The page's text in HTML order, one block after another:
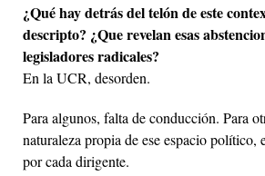
¿Qué hay detrás del telón de este
descripto? ¿Que revelan esas
legisladores radicales?
En la UCR, desorden.
Para algunos, falta de conducción. Para
naturaleza propia de ese espacio político,
por cada dirigente.